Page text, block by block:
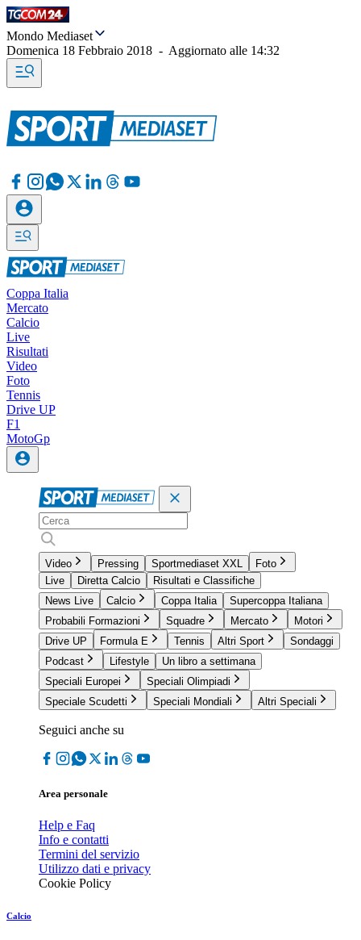
Mondo Mediaset
Domenica 18 Febbraio 2018 - Aggiornato alle 14:32
Coppa Italia
Mercato
Calcio
Live
Risultati
Video
Foto
Tennis
Drive UP
F1
MotoGp
Video Pressing Sportmediaset XXL
Foto
Live
Diretta Calcio
Risultati e Classifiche
News Live
Calcio Coppa Italia
Supercoppa Italiana
Probabili Formazioni
Squadre Mercato
Motori
Drive UP
Formula E Tennis Altri Sport
Sondaggi
Podcast
Lifestyle
Un libro a settimana
Speciali Europei
Speciali Olimpiadi
Speciale Scudetti
Speciali Mondiali Altri Speciali
Seguici anche su
Area personale
Help e Faq
Info e contatti
Termini del servizio
Utilizzo dati e privacy
Cookie Policy
Calcio